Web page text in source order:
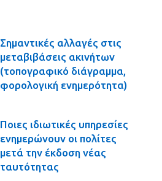
Σημαντικές αλλαγές στις
μεταβιβάσεις ακινήτων
(τοπογραφικό διάγραμμα,
φορολογική ενημερότητα)
Ποιες ιδιωτικές υπηρεσίες
ενημερώνουν οι πολίτες
μετά την έκδοση νέας
ταυτότητας